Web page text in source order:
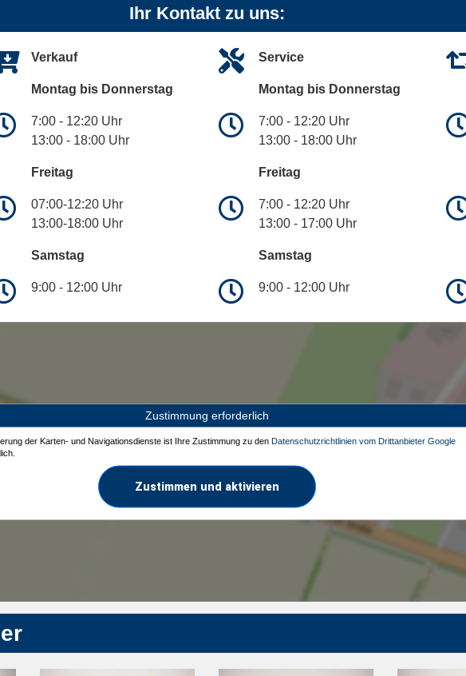
Ihr Kontakt zu uns:
Verkauf
Montag bis Donnerstag
7:00 - 12:20 Uhr
13:00 - 18:00 Uhr
Freitag
07:00-12:20 Uhr
13:00-18:00 Uhr
Samstag
9:00 - 12:00 Uhr
Service
Montag bis Donnerstag
7:00 - 12:20 Uhr
13:00 - 18:00 Uhr
Freitag
7:00 - 12:20 Uhr
13:00 - 17:00 Uhr
Samstag
9:00 - 12:00 Uhr
Zustimmung erforderlich
der Karten- und Navigationsdienste ist Ihre Zustimmung zu den Datenschutzrichtlinien vom Drittanbieter Google
Zustimmen und aktivieren